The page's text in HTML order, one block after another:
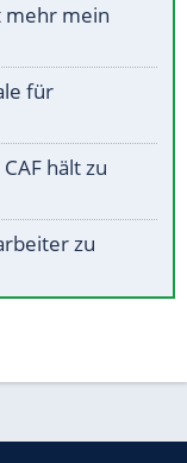
mehr mein
für
hält zu
zu